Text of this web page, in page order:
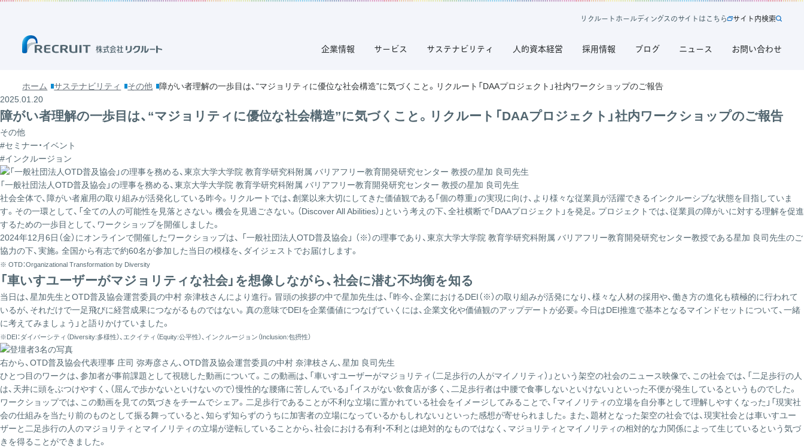
ホーム サステナビリティ その他
障がい者理解の一歩目は、“マジョリティに優位な社会構造”に気づくこと。リクルート「DAAプロジェクト」社内ワークショップのご報告
2025.01.20
障がい者理解の一歩目は、“マジョリティに優位な社会構造”に気づくこと。リクルート「DAAプロジェクト」社内ワークショップのご報告
その他
#セミナー・イベント
#インクルージョン
「一般社団法人OTD普及協会」の理事を務める、東京大学大学院 教育学研究科附属 バリアフリー教育開発研究センター 教授の星加 良司先生
社会全体で、障がい者雇用の取り組みが活発化している昨今。リクルートでは、創業以来大切にしてきた価値観である「個の尊重」の実現に向け、より様々な従業員が活躍できるインクルーシブな状態を目指していま
す。その一環として、「全ての人の可能性を見落とさない。機会を見過ごさない。（Discover All Abilities）」という考えの下、全社横断で「DAAプロジェクト」を発足。プロジェクトでは、従業員の障がいに対する理解を促進
するための一歩目として、ワークショップを開催しました。
2024年12月6日（金）にオンラインで開催したワークショップは、 「 一般社団法人OTD普及協会 」 （※）の理事であり、東京大学大学院 教育学研究科附属 バリアフリー教育開発研究センター教授である星加 良司先生のご
協力の下、実施。全国から有志で約60名が参加した当日の模様を、ダイジェストでお届けします。
※ OTD：Organizational Transformation by Diversity
「車いすユーザーがマジョリティな社会」を想像しながら、社会に潜む不均衡を知る
当日は、星加先生とOTD普及協会運営委員の中村 奈津枝さんにより進行。冒頭の挨拶の中で星加先生は、「昨今、企業におけるDEI（※）の取り組みが活発になり、様々な人材の採用や、働き方の進化も積極的に行われて
いるが、それだけで一足飛びに経営成果につながるものではない。真の意味でDEIを企業価値につなげていくには、企業文化や価値観のアップデートが必要。今日はDEI推進で基本となるマインドセットについて、一緒
に考えてみましょう」と語りかけていました。
※DEI：ダイバーシティ（Diversity:多様性）、エクイティ（Equity:公平性）、インクルージョン（Inclusion:包摂性）
右から、OTD普及協会代表理事 庄司 弥寿彦さん、OTD普及協会運営委員の中村 奈津枝さん、星加 良司先生
ひとつ目のワークは、参加者が事前課題として視聴した動画について。この動画は、「車いすユーザーがマジョリティ（二足歩行の人がマイノリティ）」という架空の社会のニュース映像で、この社会では、「二足歩行の人
は、天井に頭をぶつけやすく、（屈んで歩かないといけないので）慢性的な腰痛に苦しんでいる」「イスがない飲食店が多く、二足歩行者は中腰で食事しないといけない」といった不便が発生しているというものでした。
ワークショップでは、この動画を見ての気づきをチームでシェア。二足歩行であることが不利な立場に置かれている社会をイメージしてみることで、「マイノリティの立場を自分事として理解しやすくなった」「現実社
会の仕組みを当たり前のものとして振る舞っていると、知らず知らずのうちに加害者の立場になっているかもしれない」といった感想が寄せられました。また、題材となった架空の社会では、現実社会とは車いすユー
ザーと二足歩行の人のマジョリティとマイノリティの立場が逆転していることから、社会における有利・不利とは絶対的なものではなく、マジョリティとマイノリティの相対的な力関係によって生じているという気づ
きを得ることができました。
新
タ
開
リ
ー
ル
ィ
サ
イ
ら
リ クルー トホールディ ングスのサイ トはこち ら サ
ト
サイ ト内検索
企業情報 サービス サステナビリティ 人的資本経営 採用情報 ブログ ニュース お問い合わせ